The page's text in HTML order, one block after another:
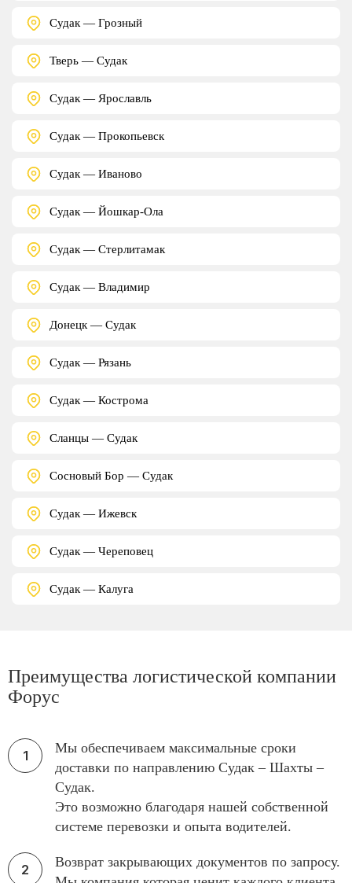
Судак — Грозный
Тверь — Судак
Судак — Ярославль
Судак — Прокопьевск
Судак — Иваново
Судак — Йошкар-Ола
Судак — Стерлитамак
Судак — Владимир
Донецк — Судак
Судак — Рязань
Судак — Кострома
Сланцы — Судак
Сосновый Бор — Судак
Судак — Ижевск
Судак — Череповец
Судак — Калуга
Преимущества логистической компании
Форус
Мы обеспечиваем максимальные сроки
доставки по направлению Судак – Шахты –
Судак.
Это возможно благодаря нашей собственной
системе перевозки и опыта водителей.
Возврат закрывающих документов по запросу.